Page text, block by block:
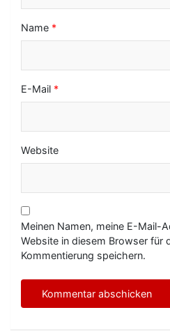
nName *
E-Mail *
Website
Meinen Namen, meine E-Mail-
Website in diesem Browser für
Kommentierung speichern.